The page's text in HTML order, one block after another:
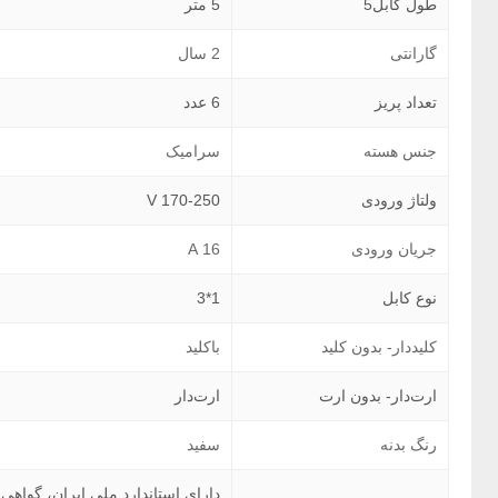
طول کابل5 5 متر
گارانتی 2 سال
تعداد پریز 6 عدد
جنس هسته سرامیک
ولتاژ ورودی 170-250 V
جریان ورودی 16 A
نوع کابل 1*3
کلیددار- بدون کلید باکلید
ارت‌دار- بدون ارت ارت‌دار
رنگ بدنه سفید